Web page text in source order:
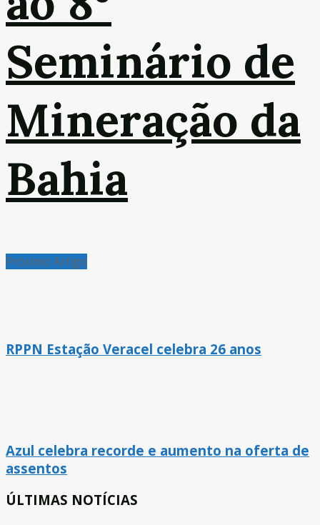
Seminário de
Mineração da
Bahia
Próximo Artigo
RPPN Estação Veracel celebra 26 anos
Azul celebra recorde e aumento na oferta de
assentos
ÚLTIMAS NOTÍCIAS